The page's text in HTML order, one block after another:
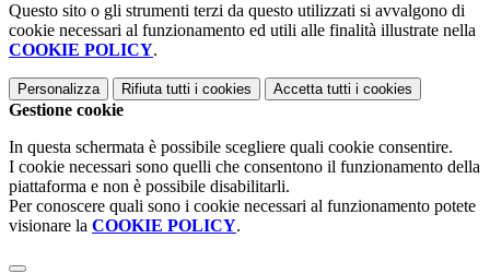
Questo sito o gli strumenti terzi da questo utilizzati si avvalgono di
cookie necessari al funzionamento ed utili alle finalità illustrate nella
COOKIE POLICY.
Personalizza Rifiuta tutti i cookies Accetta tutti i cookies
Gestione cookie
In questa schermata è possibile scegliere quali cookie consentire.
I cookie necessari sono quelli che consentono il funzionamento della
piattaforma e non è possibile disabilitarli.
Per conoscere quali sono i cookie necessari al funzionamento potete
visionare la COOKIE POLICY.